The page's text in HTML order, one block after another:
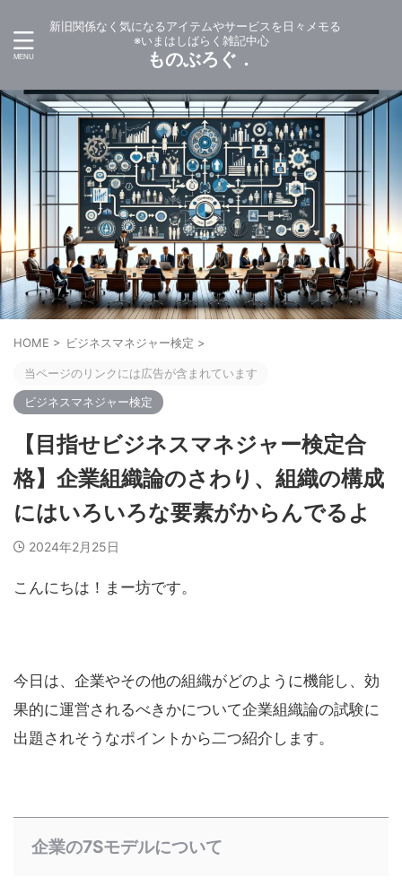
新旧関係なく気になるアイテムやサービスを日々メモる
※いまはしばらく雑記中心
ものぶろぐ．
HOME > ビジネスマネジャー検定 >
当ページのリンクには広告が含まれています
ビジネスマネジャー検定
【目指せビジネスマネジャー検定合
格】企業組織論のさわり、組織の構成
にはいろいろな要素がからんでるよ
2024年2月25日
こんにちは！まー坊です。
今日は、企業やその他の組織がどのように機能し、効
果的に運営されるべきかについて企業組織論の試験に
出題されそうなポイントから二つ紹介します。
企業の7Sモデルについて